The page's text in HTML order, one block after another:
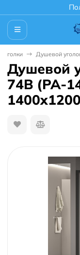
уголки Душевой
Душевой
74B (PA-
1400x1200